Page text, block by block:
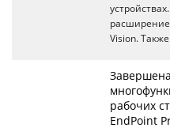
расширение
Vision.
рабочих
EndPoint